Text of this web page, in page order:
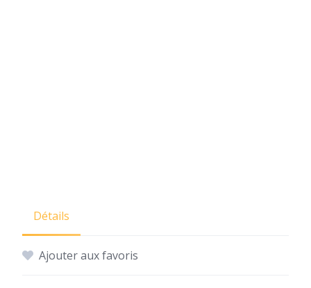
Détails
Ajouter aux favoris